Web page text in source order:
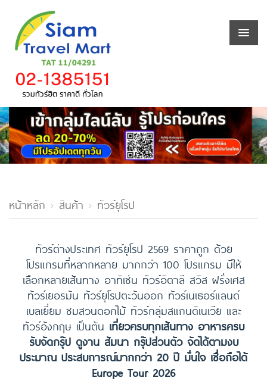
หน้าหลัก สินค้า ทัวร์ยุโรป
ทัวร์ต่างประเทศ ทัวร์ยุโรป 2569 ราคาถูก ด้วย
โปรแกรมที่หลากหลาย มากกว่า 100 โปรแกรม มีให้
เลือกหลายเส้นทาง อาทิเช่น ทัวร์อิตาลี สวิส ฝรั่งเศส
ทัวร์เยอรมัน ทัวร์ยุโรปตะวันออก ทัวร์เนเธอร์แลนด์
เบลเยี่ยม ชมสวนดอกไม้ ทัวร์กลุ่มสแกนดิเนเวีย และ
ทัวร์อังกฤษ เป็นต้น เที่ยวครบทุกเส้นทาง อาหารครบ
รับจัดกรุ๊ป ดูงาน สัมนา กรุ๊ปส่วนตัว จัดได้ตามงบ
ประมาณ ประสบการณ์มากกว่า 20 ปี มั่นใจ เชื่อถือได้
Europe Tour 2026